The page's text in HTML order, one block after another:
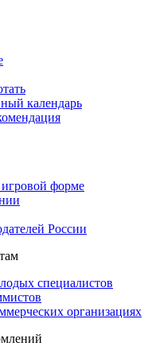
календарь
форме
России
специалистов
организациях